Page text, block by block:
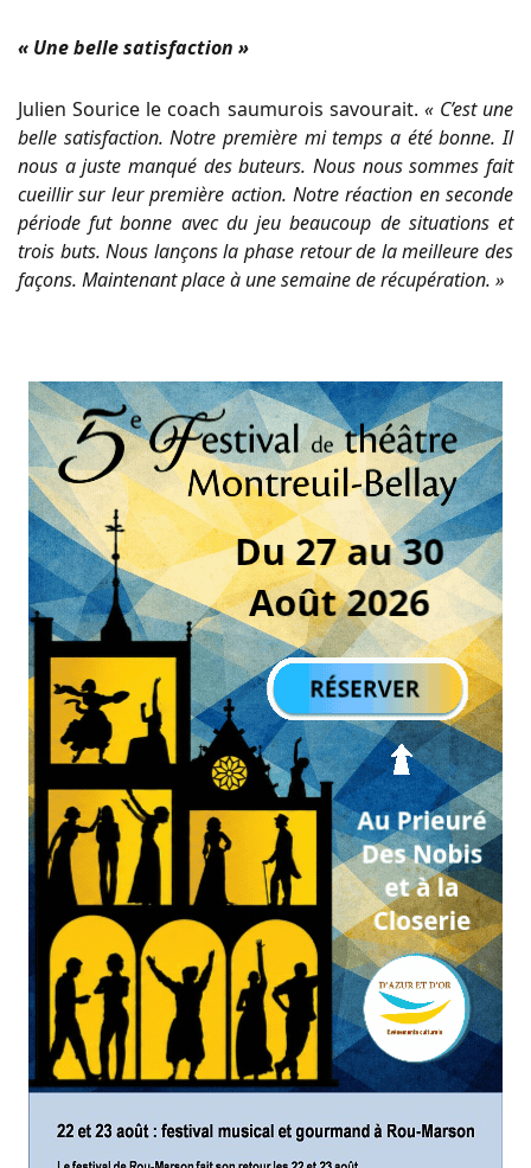
« Une belle satisfaction »
Julien Sourice le coach saumurois savourait. « C’est une
belle satisfaction. Notre première mi temps a été bonne. Il
nous a juste manqué des buteurs. Nous nous sommes fait
cueillir sur leur première action. Notre réaction en seconde
période fut bonne avec du jeu beaucoup de situations et
trois buts. Nous lançons la phase retour de la meilleure des
façons. Maintenant place à une semaine de récupération. »